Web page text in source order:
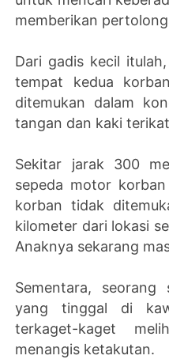
memberikan
Dari gadis kecil
tempat kedua
ditemukan dalam
tangan dan kaki
Sekitar jarak 300
sepeda motor
korban tidak
kilometer dari lokasi
Anaknya sekarang
Sementara,
yang tinggal di
terkaget-kaget
menangis ketakutan.